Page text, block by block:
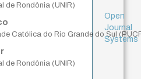
de Rondônia (UNIR)
Católica do Rio Grande do Sul
de Rondônia (UNIR)
Open
Journal
Systems